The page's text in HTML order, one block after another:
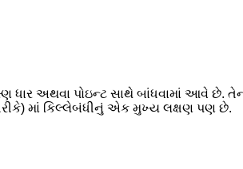
ધાર અથવા પોઇન્ટ સાથે બાંધવામાં આવે છે.
માં કિલ્લેબંધીનું એક મુખ્ય લક્ષણ પણ છે.